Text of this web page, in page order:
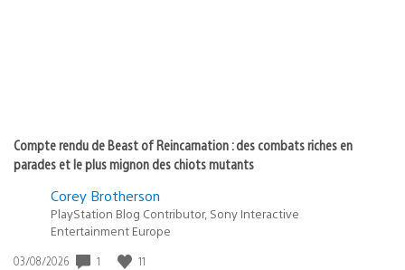
Compte rendu de Beast of Reincarnation : des combats riches en
parades et le plus mignon des chiots mutants
Corey Brotherson
PlayStation Blog Contributor, Sony Interactive
Entertainment Europe
Date
03/08/2026 1 11